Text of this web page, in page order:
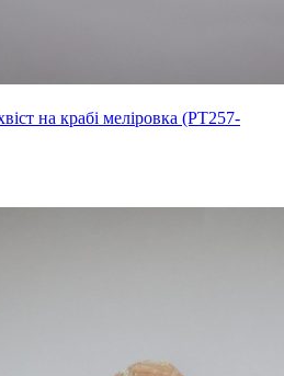
на крабі меліровка (PT257-